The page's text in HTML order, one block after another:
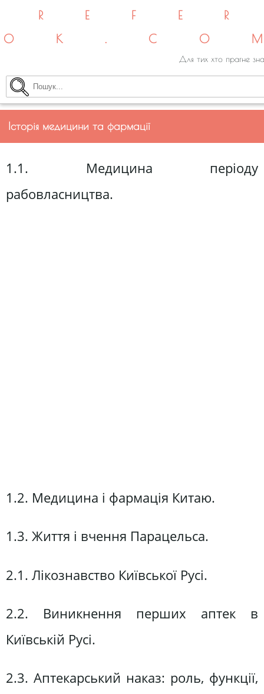
Для тих хто прагне
Історія медицини та фармації
1.1. Медицина періоду
рабовласництва.
1.2. Медицина і фармація Китаю.
1.3. Життя і вчення Парацельса.
2.1. Лікознавство Київської Русі.
2.2. Виникнення перших аптек в
Київській Русі.
2.3. Аптекарський наказ: роль, функції,